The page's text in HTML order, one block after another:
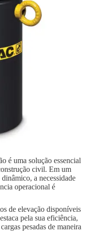
é uma solução essencial
civil. Em um
a necessidade
operacional é
de elevação disponíveis
pela sua eficiência,
pesadas de maneira